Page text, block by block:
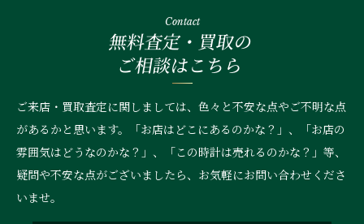
Contact
無料査定・買取の
ご相談はこちら
ご来店・買取査定に関しましては、色々と不安な点やご不明な点
があるかと思います。「お店はどこにあるのかな？」、
「お店の
雰囲気はどうなのかな？」、「この時計は売れるのかな？」等、
疑問や不安な点がございましたら、お気軽にお問い合わせくださ
いませ。